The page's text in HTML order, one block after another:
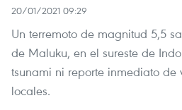
20/01/2021 09:29
Un terremoto de magnitud 5,5
de Maluku, en el sureste de
tsunami ni reporte inmediato de
locales.